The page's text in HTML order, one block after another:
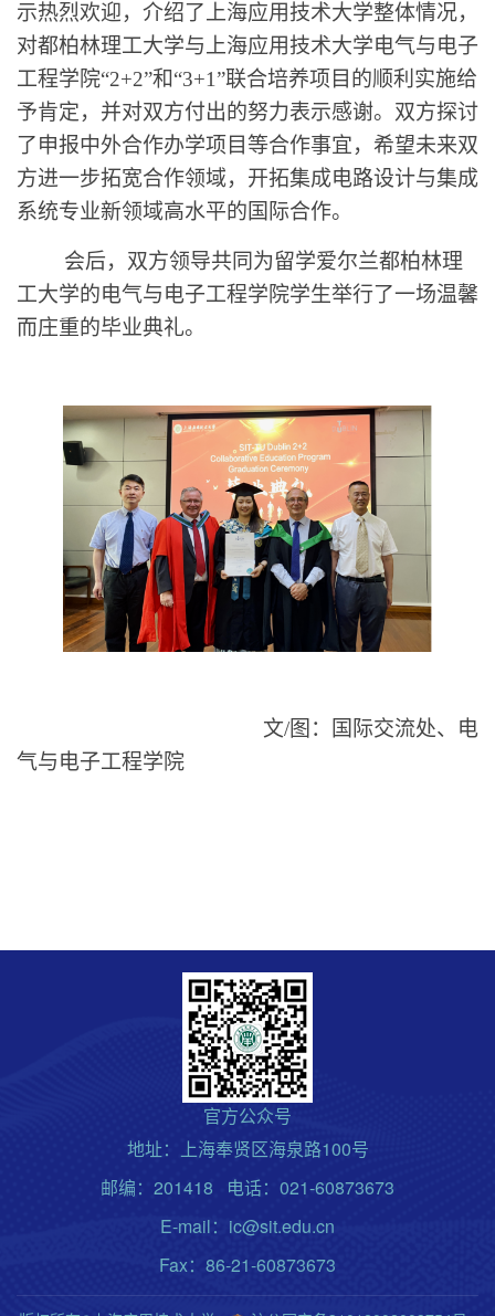
示热烈欢迎，介绍了上海应用技术大学整体情况，
对都柏林理工大学与上海应用技术大学电气与电子
工程学院“2+2”和“3+1”联合培养项目的顺利实施给
予肯定，并对双方付出的努力表示感谢。双方探讨
了申报中外合作办学项目等合作事宜，希望未来双
方进一步拓宽合作领域，开拓集成电路设计与集成
系统专业新领域高水平的国际合作。
会后，双方领导共同为留学爱尔兰都柏林理
工大学的电气与电子工程学院学生举行了一场温馨
而庄重的毕业典礼。
文/图：国际交流处、电
气与电子工程学院
官方公众号
地址：上海奉贤区海泉路100号
邮编：201418 电话：021-60873673
E-mail：ic@sit.edu.cn
Fax：86-21-60873673